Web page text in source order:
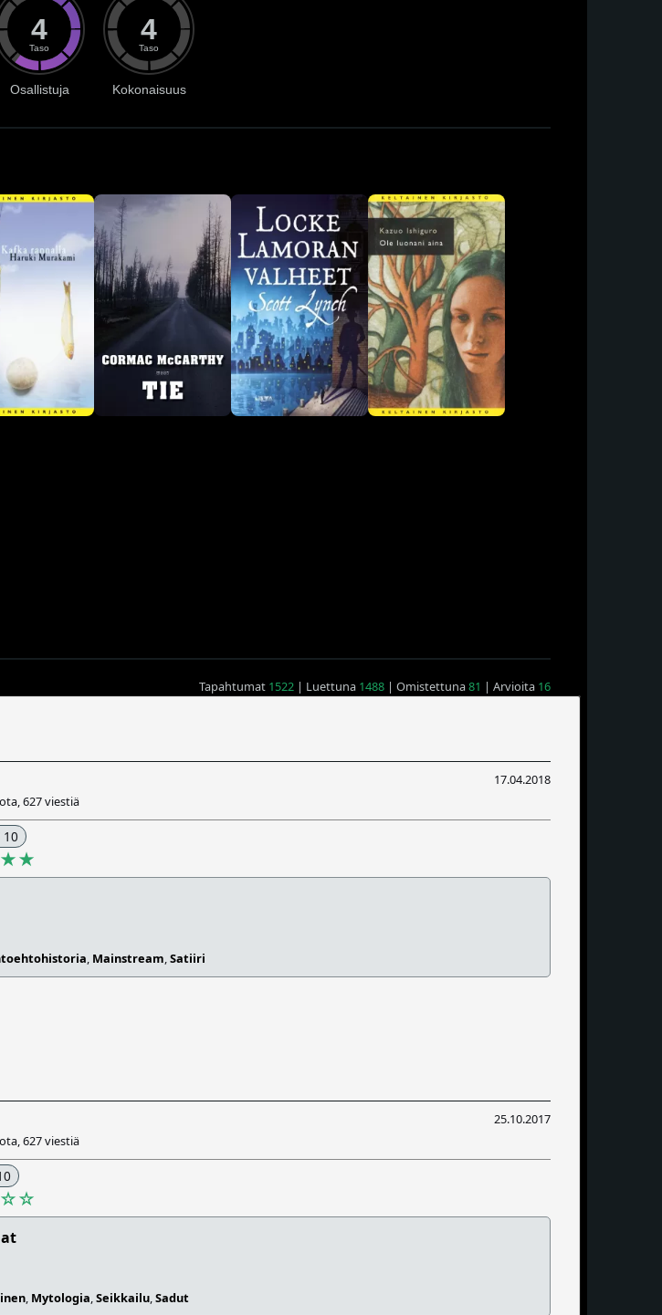
4
Taso
Osallistuja
4
Taso
Kokonaisuus
Tapahtumat 1522 | Luettuna 1488 | Omistettuna81 | Arvioita 16
17.04.2018
627 viestiä
10
, Mainstream,Satiiri
25.10.2017
627 viestiä
☆☆
, Mytologia,Seikkailu,Sadut